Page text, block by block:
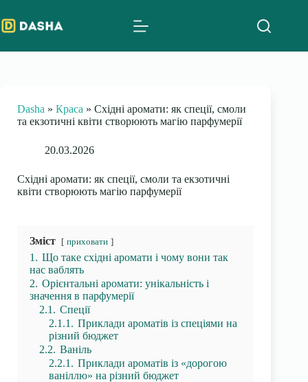
to
content
Dasha » Краса » Східні аромати: як спеції, смоли
та екзотичні квіти створюють магію парфумерії
20.03.2026
Східні аромати: як спеції, смоли та екзотичні
квіти створюють магію парфумерії
Зміст приховати
1. Що таке східні аромати і чому вони так
нас ваблять
2. Орієнтальні аромати: унікальність і
значення в парфумерії
2.1. Спеції
2.1.1. Приклади ароматів із спеціями на
різний бюджет
2.2. Ваніль
2.2.1. Приклади ароматів із «дорогою
ваніллю» на різний бюджет